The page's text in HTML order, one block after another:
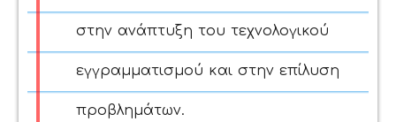
στην ανάπτυξη του τεχνολογικού
εγγραμματισμού και στην επίλυση
προβλημάτων.